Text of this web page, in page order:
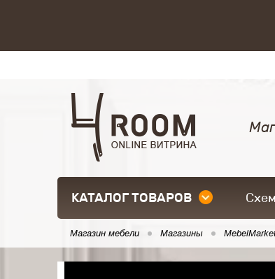
КАТАЛОГ ТОВАРОВ
Магазин мебели Магазины